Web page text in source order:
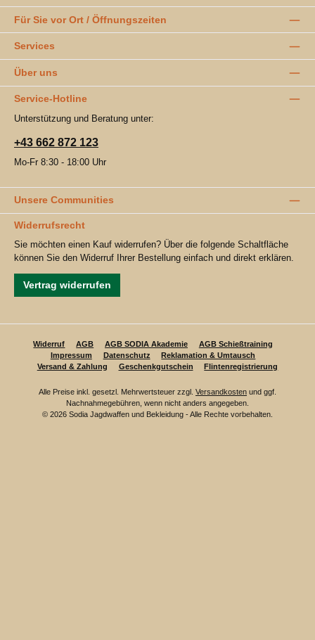
Für Sie vor Ort / Öffnungszeiten
Services
Über uns
Service-Hotline
Unterstützung und Beratung unter:
+43 662 872 123
Mo-Fr 8:30 - 18:00 Uhr
Unsere Communities
Widerrufsrecht
Sie möchten einen Kauf widerrufen? Über die folgende Schaltfläche
können Sie den Widerruf Ihrer Bestellung einfach und direkt erklären.
Vertrag widerrufen
Widerruf AGB AGB SODIA Akademie
AGB Schießtraining
Impressum
Datenschutz
Reklamation & Umtausch
Versand & Zahlung
Geschenkgutschein Flintenregistrierung
Alle Preise inkl. gesetzl. Mehrwertsteuer zzgl. Versandkosten und ggf.
Nachnahmegebühren, wenn nicht anders angegeben.
© 2026 Sodia Jagdwaffen und Bekleidung - Alle Rechte vorbehalten.